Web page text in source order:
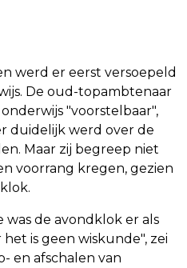
werd er eerst versoepeld
De oud-topambtenaar
"voorstelbaar",
duidelijk werd over de
Maar zij begreep niet
voorrang kregen, gezien
was de avondklok er als
is geen wiskunde", zei
en afschalen van